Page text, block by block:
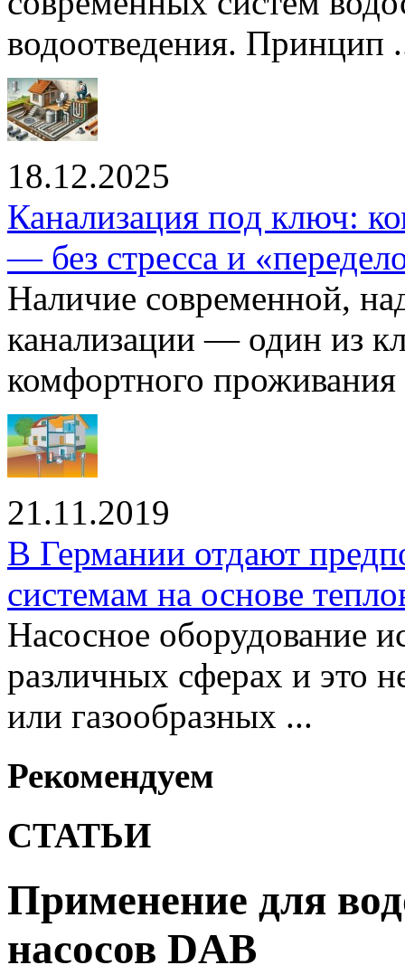
водоотведения. Принцип
18.12.2025
Канализация под ключ:
— без стресса и
Наличие современной,
канализации — один из
комфортного проживания
21.11.2019
В Германии отдают
системам на основе
Насосное оборудование
различных сферах и это
или газообразных ...
Рекомендуем
СТАТЬИ
Применение для
насосов DAB